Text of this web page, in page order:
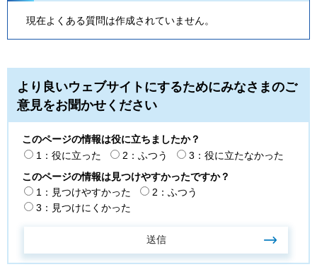
現在よくある質問は作成されていません。
より良いウェブサイトにするためにみなさまのご
意見をお聞かせください
このページの情報は役に立ちましたか？
1：役に立った
2：ふつう
3：役に立たなかった
このページの情報は見つけやすかったですか？
1：見つけやすかった
2：ふつう
3：見つけにくかった